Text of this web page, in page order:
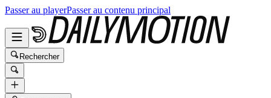
Passer au playerPasser au contenu principal
Rechercher